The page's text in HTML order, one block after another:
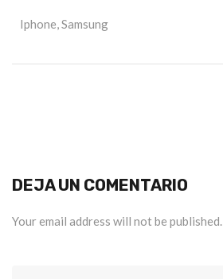
Iphone,Samsung
DEJA UN COMENTARIO
Your email address will not be published.